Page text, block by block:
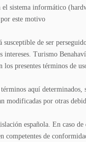
sistema informático
este motivo
de ser
Turismo
presentes términos de
aquí determinados,
modificadas por otras
española. En caso
competentes de